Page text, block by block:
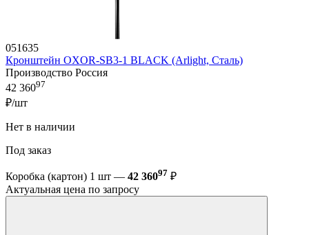
051635
Кронштейн OXOR-SB3-1 BLACK (Arlight, Сталь)
Производство Россия
42 36097
₽/шт
Нет в наличии
Под заказ
Коробка (картон) 1 шт — 42 36097 ₽
Актуальная цена по запросу